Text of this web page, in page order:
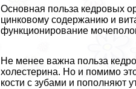
Основная польза кедровых
цинковому содержанию и
функционирование
Не менее важна польза
холестерина. Но и помимо
кости с зубами и пополняют